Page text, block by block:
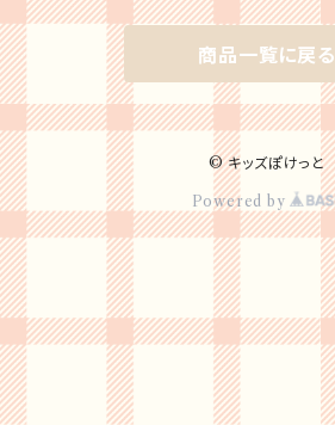
ジュニアシート
ベビーシート
ベビーカー
海外ブランドベビーカー
二人乗りベビーカー
ハイ&ローチェア
商品一覧に戻る
© キッズぽけっと
Powered by